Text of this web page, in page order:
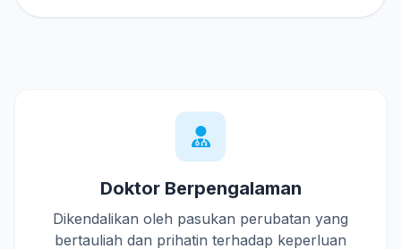
Doktor Berpengalaman
Dikendalikan oleh pasukan perubatan yang
bertauliah dan prihatin terhadap keperluan